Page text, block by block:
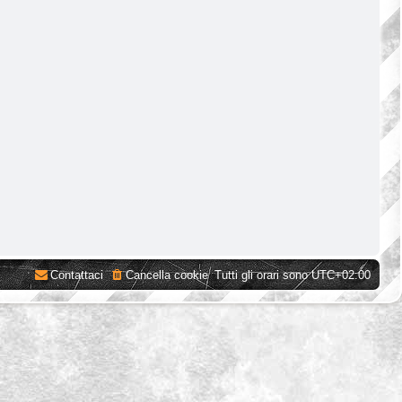
Tutti gli orari sonoUTC+02:00
Cancella cookie
Contattaci